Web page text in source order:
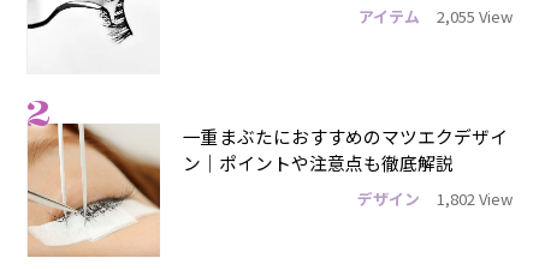
アイテム 2,055 View
2
一重まぶたにおすすめのマツエクデザイ
ン｜ポイントや注意点も徹底解説
デザイン 1,802 View